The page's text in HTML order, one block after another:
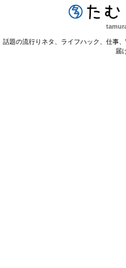
たむ
話題の流行りネタ、ライフハック、仕事
届